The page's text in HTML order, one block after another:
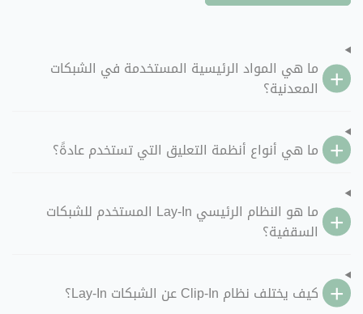
ما هي المواد الرئيسية المستخدمة في الشبكات
المعدنية؟
ما هي أنواع أنظمة التعليق التي تستخدم عادةً؟
ما هو النظام الرئيسي Lay-In المستخدم للشبكات
السقفية؟
كيف يختلف نظام Clip-In عن الشبكات Lay-In؟